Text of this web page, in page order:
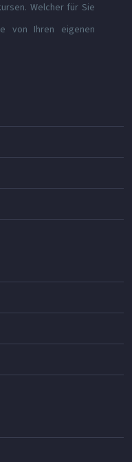
Welcher für Sie
von Ihren eigenen